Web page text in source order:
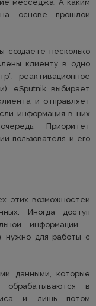
месседжа. А каким
основе прошлой
создаете несколько
клиенту в одно
реактивационное
eSputnik выбирает
и отправляет
информация в них
Приоритет
пользователя и его
этих возможностей
Иногда доступ
информации -
нужно для работы с
данными, которые
в
и лишь потом